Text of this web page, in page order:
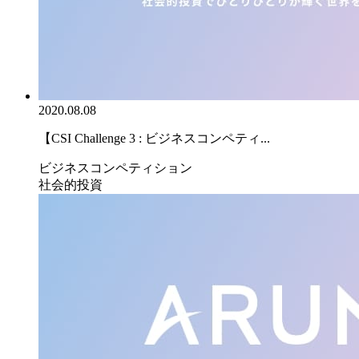
2020.08.08
【CSI Challenge 3 : ビジネスコンペティ...
ビジネスコンペティション
社会的投資